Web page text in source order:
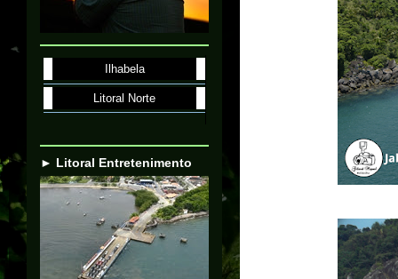
Ilhabela
Litoral Norte
► Litoral Entretenimento